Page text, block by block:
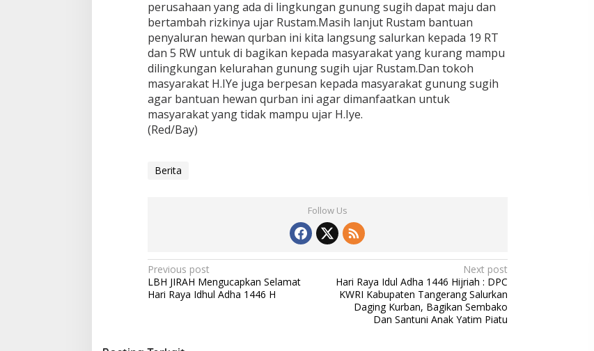
perusahaan yang ada di lingkungan gunung sugih dapat maju dan
bertambah rizkinya ujar Rustam.Masih lanjut Rustam bantuan
penyaluran hewan qurban ini kita langsung salurkan kepada 19 RT
dan 5 RW untuk di bagikan kepada masyarakat yang kurang mampu
dilingkungan kelurahan gunung sugih ujar Rustam.Dan tokoh
masyarakat H.IYe juga berpesan kepada masyarakat gunung sugih
agar bantuan hewan qurban ini agar dimanfaatkan untuk
masyarakat yang tidak mampu ujar H.Iye.
(Red/Bay)
Berita
Follow Us
Post
navigation
Previous post
LBH JIRAH Mengucapkan Selamat
Hari Raya Idhul Adha 1446 H
Next post
Hari Raya Idul Adha 1446 Hijriah : DPC
KWRI Kabupaten Tangerang Salurkan
Daging Kurban, Bagikan Sembako
Dan Santuni Anak Yatim Piatu